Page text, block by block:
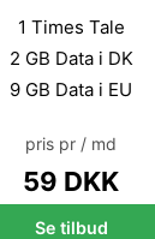
1 Times Tale
2 GB Data i DK
9 GB Data i EU
pris pr / md
59 DKK
Se tilbud